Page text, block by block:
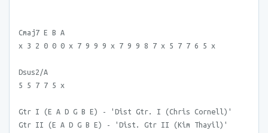
Cmaj7 E B A
x 3 2 0 0 0 x 7 9 9 9 x 7 9 9 8 7 x 5 7 7 6 5 x
Dsus2/A
5 5 7 7 5 x
Gtr I (E A D G B E) - 'Dist Gtr. I (Chris Cornell)'
Gtr II (E A D G B E) - 'Dist. Gtr II (Kim Thayil)'